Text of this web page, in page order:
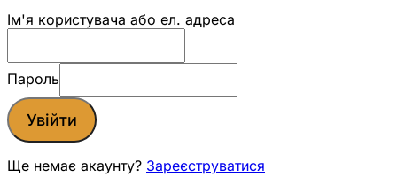
Ім'я користувача або ел. адреса
Пароль
Увійти
Ще немає акаунту? Зареєструватися